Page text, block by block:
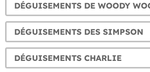
DÉGUISEMENTS DE WOODY
DÉGUISEMENTS DES SIMPSON
DÉGUISEMENTS CHARLIE